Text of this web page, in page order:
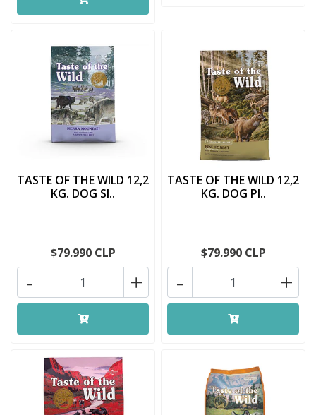
TASTE OF THE WILD 12,2
KG. DOG SI..
$79.990 CLP
+
-
TASTE OF THE WILD 12,2
KG. DOG PI..
$79.990 CLP
+
-